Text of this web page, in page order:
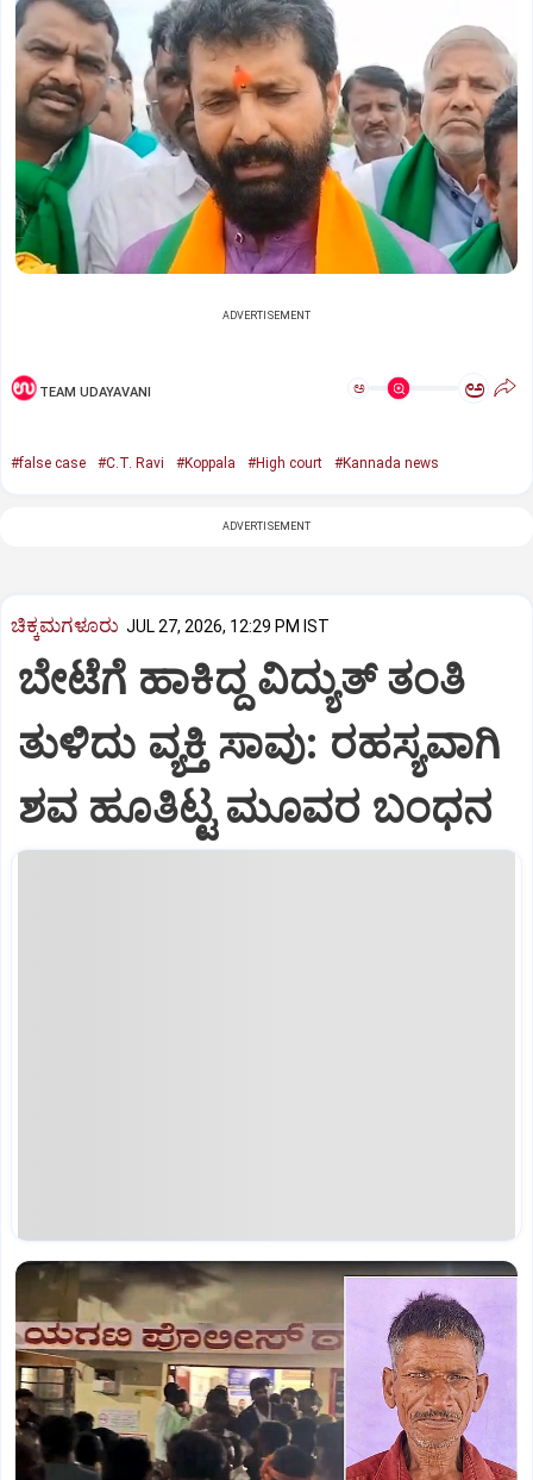
ADVERTISEMENT
TEAM UDAYAVANI ಅ ಅ
#false case #C.T. Ravi #Koppala #High court #Kannada news
ADVERTISEMENT
ಚಿಕ್ಕಮಗಳೂರು JUL 27, 2026, 12:29 PM IST
ಬೇಟೆಗೆ ಹಾಕಿದ್ದ ವಿದ್ಯುತ್ ತಂತಿ
ತುಳಿದು ವ್ಯಕ್ತಿ ಸಾವು: ರಹಸ್ಯವಾಗಿ
ಶವ ಹೂತಿಟ್ಟ ಮೂವರ ಬಂಧನ